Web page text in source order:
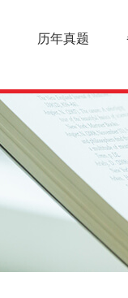
历年真题